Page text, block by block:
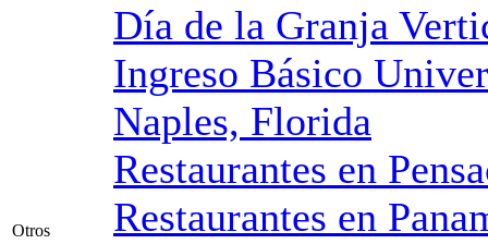
Otros
Día de la Granja
Ingreso Básico
Naples, Florida
Restaurantes en
Restaurantes en